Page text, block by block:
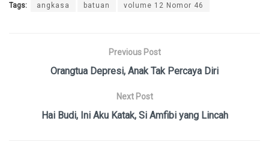
Tags: angkasa batuan volume 12 Nomor 46
Previous Post
Orangtua Depresi, Anak Tak Percaya Diri
Next Post
Hai Budi, Ini Aku Katak, Si Amfibi yang Lincah